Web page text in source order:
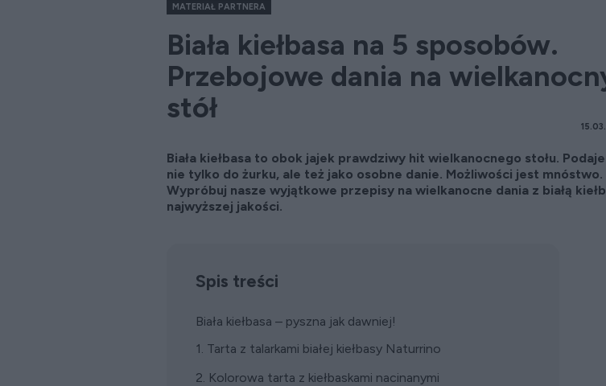
MATERIAŁ PARTNERA
Biała kiełbasa na 5 sposobów.
Przebojowe dania na
stół
Biała kiełbasa to obok jajek prawdziwy hit wielkanocnego stołu.
nie tylko do żurku, ale też jako osobne danie. Możliwości jest mnóstwo.
Wypróbuj nasze wyjątkowe przepisy na wielkanocne dania z białą
najwyższej jakości.
Spis treści
Biała kiełbasa – pyszna jak dawniej!
1. Tarta z talarkami białej kiełbasy Naturrino
2. Kolorowa tarta z kiełbaskami nacinanymi